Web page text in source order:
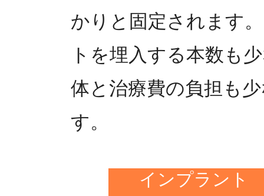
かりと固定されます
トを埋入する本数も
体と治療費の負担も
す。
インプラント